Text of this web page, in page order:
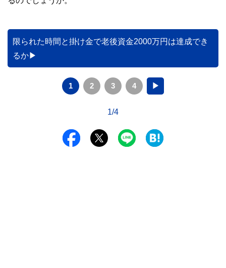
限られた時間と掛け金で老後資金2000万円は達成でき
るか
1 2 3 4 ▶
1/4